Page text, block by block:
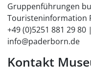
Gruppenführungen
Touristeninformation
+49 (0)5251 881 29
info@paderborn.de
Kontakt